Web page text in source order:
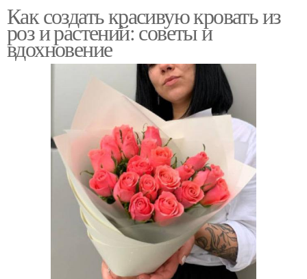
Кровати из роз
Как создать красивую кровать из
роз и растений: советы и
вдохновение